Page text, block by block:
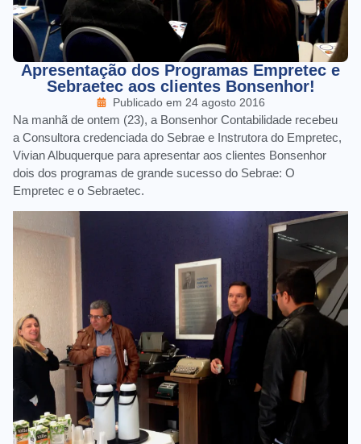
Apresentação dos Programas Empretec e
Sebraetec aos clientes Bonsenhor!
Publicado em 24 agosto 2016
Na manhã de ontem (23), a Bonsenhor Contabilidade recebeu
a Consultora credenciada do Sebrae e Instrutora do Empretec,
Vivian Albuquerque para apresentar aos clientes Bonsenhor
dois dos programas de grande sucesso do Sebrae: O
Empretec e o Sebraetec.